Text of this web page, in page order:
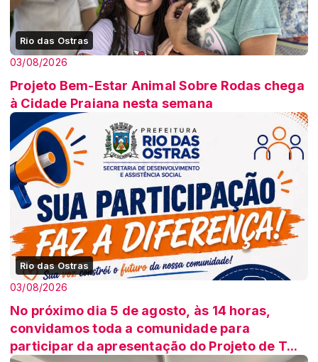
Rio das Ostras
03/08/2026
Projeto Bem-Estar Animal Sobre Rodas chega
à Cidade Praiana nesta semana
Rio das Ostras
03/08/2026
No próximo dia 5 de agosto, às 14 horas,
convidamos toda a comunidade para
participar da apresentação do Projeto de T...